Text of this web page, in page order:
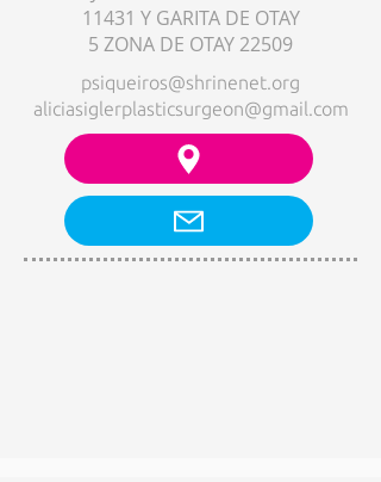
11431 Y GARITA DE OTAY
5 ZONA DE OTAY 22509
psiqueiros@shrinenet.org
aliciasiglerplasticsurgeon@gmail.com